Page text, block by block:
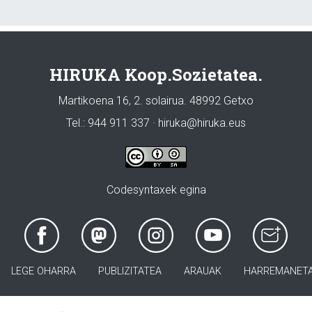
HIRUKA Koop.Sozietatea.
Martikoena 16, 2. solairua. 48992 Getxo
Tel.: 944 911 337 · hiruka@hiruka.eus
Codesyntaxek egina
LEGE OHARRA PUBLIZITATEA ARAUAK